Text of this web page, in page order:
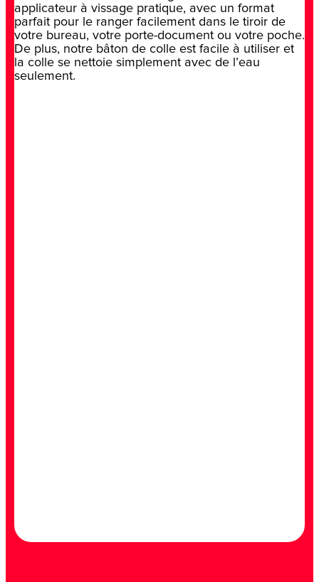
applicateur à vissage pratique, avec un format
parfait pour le ranger facilement dans le tiroir de
votre bureau, votre porte-document ou votre poche.
De plus, notre bâton de colle est facile à utiliser et
la colle se nettoie simplement avec de l’eau
seulement.